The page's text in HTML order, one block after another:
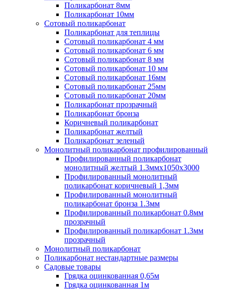
Поликарбонат 8мм
Поликарбонат 10мм
Сотовый поликарбонат
Поликарбонат для теплицы
Сотовый поликарбонат 4 мм
Сотовый поликарбонат 6 мм
Сотовый поликарбонат 8 мм
Сотовый поликарбонат 10 мм
Сотовый поликарбонат 16мм
Сотовый поликарбонат 25мм
Сотовый поликарбонат 20мм
Поликарбонат прозрачный
Поликарбонат бронза
Коричневый поликарбонат
Поликарбонат желтый
Поликарбонат зеленый
Монолитный поликарбонат профилированный
Профилированный поликарбонат
монолитный желтый 1.3ммх1050х3000
Профилированный монолитный
поликарбонат коричневый 1,3мм
Профилированный монолитный
поликарбонат бронза 1.3мм
Профилированный поликарбонат 0.8мм
прозрачный
Профилированный поликарбонат 1.3мм
прозрачный
Монолитный поликарбонат
Поликарбонат нестандартные размеры
Садовые товары
Грядка оцинкованная 0,65м
Грядка оцинкованная 1м